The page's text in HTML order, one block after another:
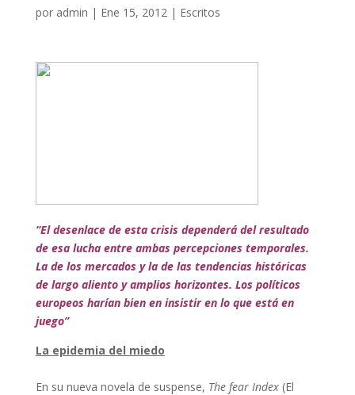
por admin | Ene 15, 2012| Escritos
“El desenlace de esta crisis dependerá del resultado
de esa lucha entre ambas percepciones temporales.
La de los mercados y la de las tendencias históricas
de largo aliento y amplios horizontes. Los políticos
europeos harían bien en insistir en lo que está en
juego”
La epidemia del miedo
En su nueva novela de suspense, The fear Index(El